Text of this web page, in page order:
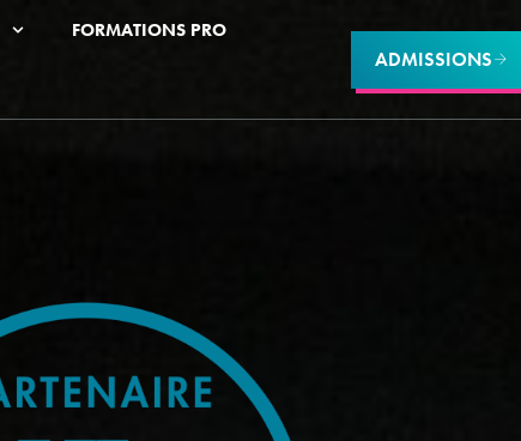
FORMATIONS PRO
ADMISSIONS